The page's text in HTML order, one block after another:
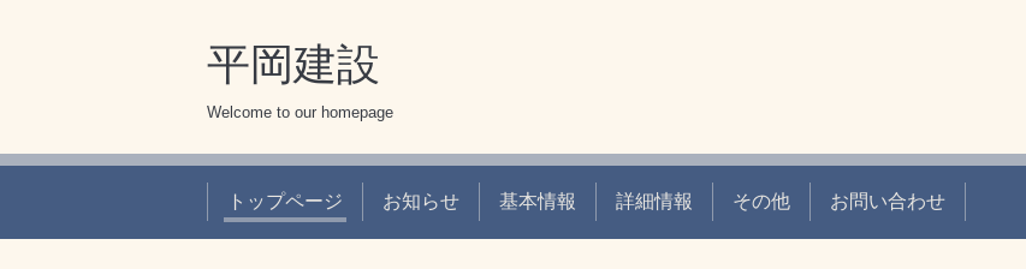
平岡建設
Welcome to our homepage
トップページ お知らせ 基本情報 詳細情報 その他 お問い合わせ